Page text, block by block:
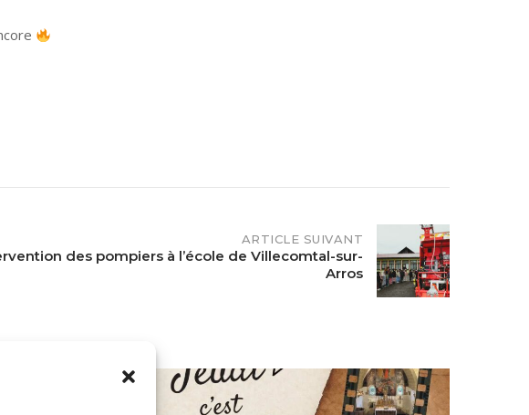
O
ARTICLE SUIVANT
des pompiers à l’école de Villecomtal-sur-
Arros